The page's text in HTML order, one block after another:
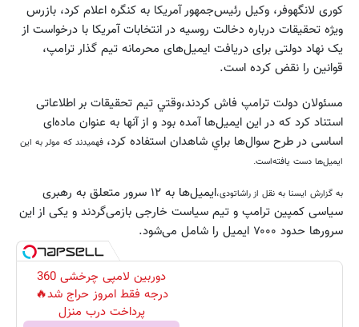
کوری لانگهوفر، وکیل رئیس‌جمهور آمریکا به کنگره اعلام کرد، بازرس
ویژه تحقیقات درباره دخالت روسیه در انتخابات آمریکا با درخواست از
یک نهاد دولتی برای دریافت ایمیل‌های محرمانه تیم گذار ترامپ،
قوانین را نقض کرده است.
مسئولان دولت ترامپ فاش کردند،وقتي تیم تحقیقات بر اطلاعاتی
استناد کرد که در این ایمیل‌ها آمده بود و از آنها به عنوان ماده‌ای
اساسی در طرح سوال‌ها براي شاهدان استفاده کرد، فهميدند كه مولر به این
ایمیل‌ها دست یافته‌است.
به گزارش ایسنا به نقل از راشاتودی،
ایمیل‌ها به ۱۲ سرور متعلق به رهبری
سیاسی کمپین ترامپ و تیم سیاست خارجی بازمی‌گردند و یکی از این
سرورها حدود ۷۰۰۰ ایمیل را شامل می‌شود.
دوربین لامپی چرخشی 360
درجه فقط امروز حراج شد🔥
پرداخت درب منزل